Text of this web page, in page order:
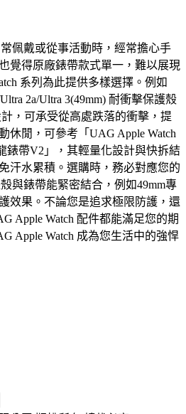
佩戴或從事活動時，經常擔心手
覺得原廠錶帶款式單一，難以展現
系列為此提供多樣選擇。例如
2a/Ultra 3(49mm) 耐衝擊保護殼
，可承受從高處跌落的衝擊，提
休閒，可參考「UAG Apple Watch
錶帶V2」，其輕量化設計與快拆結
汗水累積。選購時，務必對應您的
與錶帶能緊密結合，例如49mm專
效果。不論您是追求極限防護，還
Apple Watch 配件都能滿足您的期
Apple Watch 成為您生活中的強悍